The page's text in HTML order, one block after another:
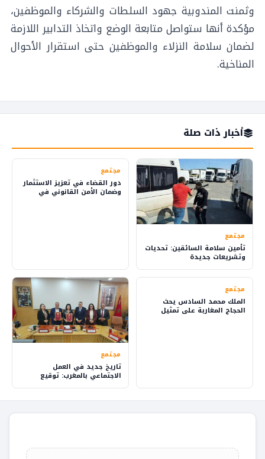
وثمنت المندوبية جهود السلطات والشركاء والموظفين،
مؤكدة أنها ستواصل متابعة الوضع واتخاذ التدابير اللازمة
لضمان سلامة النزلاء والموظفين حتى استقرار الأحوال
المناخية.
أخبار ذات صلة
مجتمع
تأمين سلامة السائقين: تحديات
وتشريعات جديدة
مجتمع
دور القضاء في تعزيز الاستثمار
وضمان الأمن القانوني في
مجتمع
الملك محمد السادس يحث
الحجاج المغاربة على تمثيل
بلدهم بفخر
مجتمع
تاريخ جديد في العمل
الاجتماعي بالمغرب: توقيع
اتفاق يقود للتغيير